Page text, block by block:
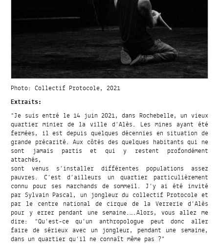
Photo: Collectif Protocole, 2021
Extraits:
“Je suis entré le 14 juin 2021, dans Rochebelle, un vieux
quartier minier de la ville d’Alès. Les mines ayant été
fermées, il est depuis quelques décennies en situation de
grande précarité. Aux côtés des quelques habitants qui ne
sont jamais partis et qui y restent profondément
attachés,
sont venus s’installer différentes populations assez
pauvres. C’est d’ailleurs un quartier particulièrement
connu pour ses marchands de sommeil. J’y ai été invité
par Sylvain Pascal, un jongleur du collectif Protocole et
par le centre national de cirque de la Verrerie d’Alès
pour y errer pendant une semaine.….Alors, vous allez me
dire: “Qu’est-ce qu’un anthropologue peut donc aller
faire de sérieux avec un jongleur, pendant une semaine,
dans un quartier qu’il ne connaît même pas ?”